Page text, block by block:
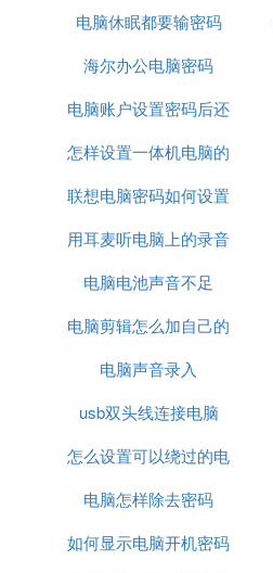
电脑休眠都要输密码
海尔办公电脑密码
电脑账户设置密码后还
能不能退货
怎样设置一体机电脑的
开机密码
联想电脑密码如何设置
用耳麦听电脑上的录音
没有声音
电脑电池声音不足
电脑剪辑怎么加自己的
声音
电脑声音录入
usb双头线连接电脑
怎么设置可以绕过的电
脑密码
电脑怎样除去密码
如何显示电脑开机密码